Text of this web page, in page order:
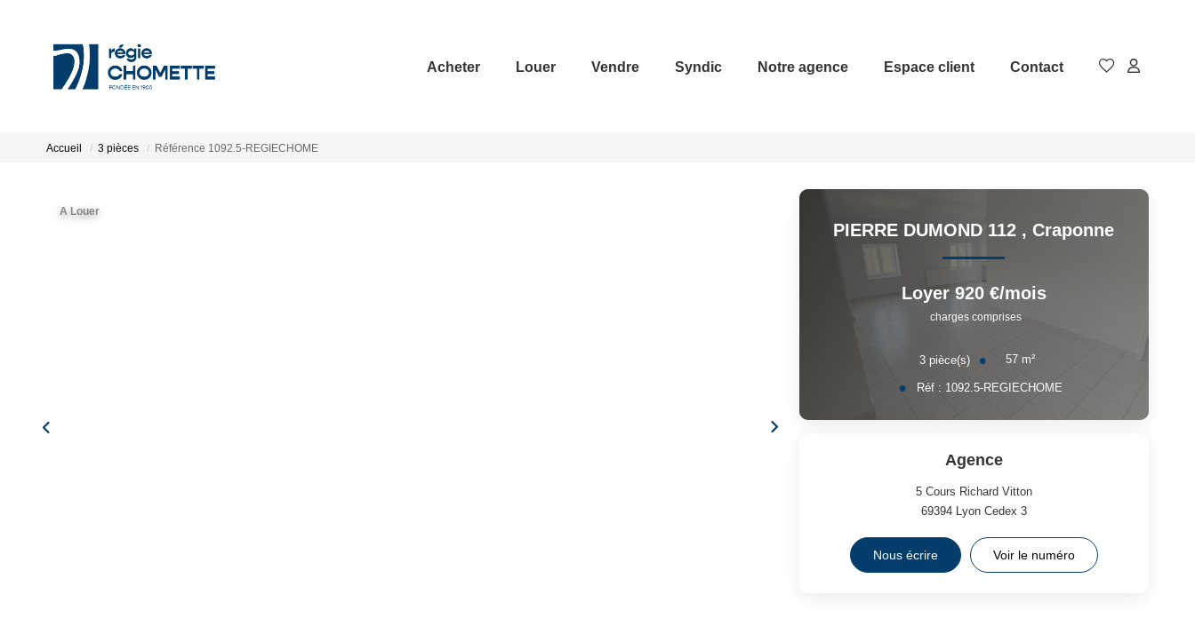
Acheter Louer Vendre Syndic Notre agence Espace client Contact
Accueil 3 pièces Référence 1092.5-REGIECHOME
A Louer
PIERRE DUMOND 112 , Craponne
Loyer 920 €/mois
charges comprises
3 pièce(s) 57 m²
Réf : 1092.5-REGIECHOME
Agence
5 Cours Richard Vitton
69394 Lyon Cedex 3
Nous écrire Voir le numéro